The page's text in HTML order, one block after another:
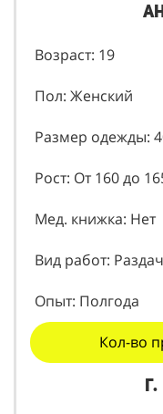
Возраст: 19
Пол: Женский
Размер одежды:
Рост: От 160 до
Мед. книжка: Нет
Вид работ:
Опыт: Полгода
Кол-во